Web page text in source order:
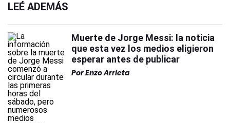
LEÉ ADEMÁS
Muerte de Jorge Messi: la noticia
que esta vez los medios eligieron
esperar antes de publicar
PorEnzo Arrieta